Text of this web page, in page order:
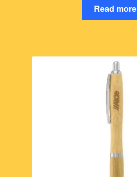
Read more